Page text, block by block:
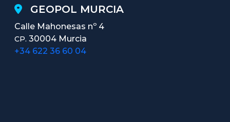
GEOPOL MURCIA
Calle Mahonesas nº 4
CP. 30004 Murcia
+34 622 36 60 04